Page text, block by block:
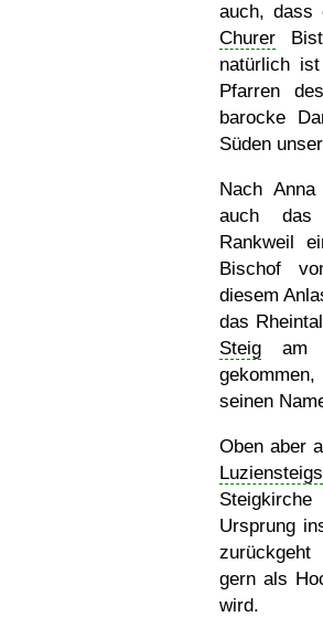
auch, dass
Churer
natürlich
Pfarren
barocke
Süden
Nach
auch
Rankweil
Bischof
diesem
das
Steig am
seinen
Oben aber
Luziensteigs
Ursprung
gern als
wird.